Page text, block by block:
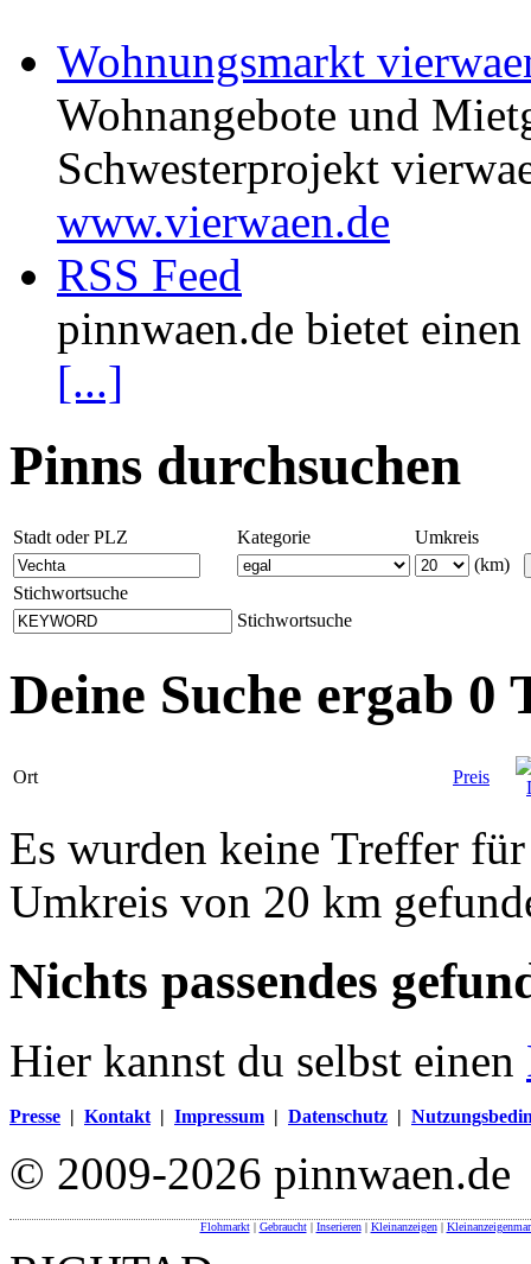
Wohnungsmarkt
Wohnangebote und
Schwesterprojekt
www.vierwaen.de
RSS Feed
pinnwaen.de bietet
[...]
Pinns durchsuchen
Stadt oder PLZ Kategorie
Umkreis
(km)
Stichwortsuche
Stichwortsuche
Deine Suche ergab 0
Ort Preis
Es wurden keine Treffer
Umkreis von 20 km
Nichts passendes
Hier kannst du selbst einen
Presse | Kontakt | Impressum | Datenschutz |
© 2009-2026 pinnwaen.de
Flohmarkt| Gebraucht| Inserieren| Kleinanzeigen|